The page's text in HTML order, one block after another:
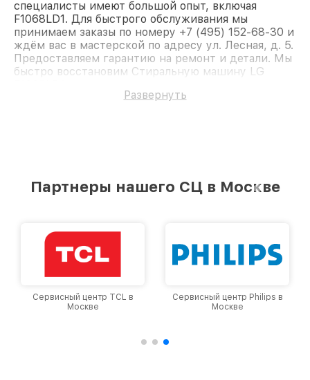
специалисты имеют большой опыт, включая
F1068LD1. Для быстрого обслуживания мы
принимаем заказы по номеру +7 (495) 152-68-30 и
ждём вас в мастерской по адресу ул. Лесная, д. 5.
Предоставляем гарантию на ремонт и детали. Мы
быстро восстановим Стиральную машину LG
Развернуть
Партнеры нашего СЦ в Москве
Сервисный центр TCL в
Москве
Сервисный центр Philips в
Москве